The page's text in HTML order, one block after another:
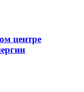
центре